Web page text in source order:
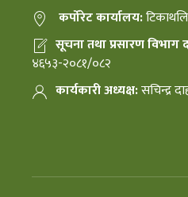
कर्पोरेट कार्यालय:
सूचना तथा प्रसारण विभाग
४६५३-२०८१/०८२
कार्यकारी अध्यक्ष:सचिन्द्र